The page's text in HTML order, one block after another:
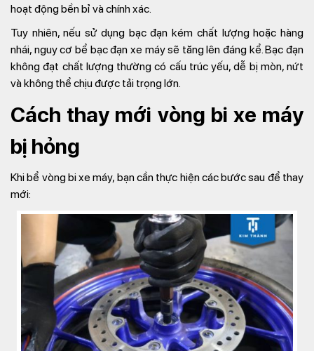
hoạt động bền bỉ và chính xác.
Tuy nhiên, nếu sử dụng bạc đạn kém chất lượng hoặc hàng
nhái, nguy cơ bể bạc đạn xe máy sẽ tăng lên đáng kể. Bạc đạn
không đạt chất lượng thường có cấu trúc yếu, dễ bị mòn, nứt
và không thể chịu được tải trọng lớn.
Cách thay mới vòng bi xe máy
bị hỏng
Khi bể vòng bi xe máy, bạn cần thực hiện các bước sau để thay
mới: